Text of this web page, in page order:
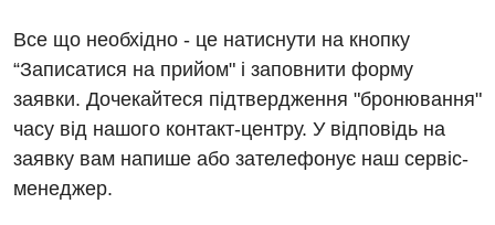
Алергологія, імунологія
Андрологія
Вакцинація
Травматологічне відділення
Урологічне відділення
Хірургічне відділення
Швидка медична допомога
Все що необхідно - це натиснути на кнопку
“Записатися на прийом" і заповнити форму
заявки. Дочекайтеся підтвердження "бронювання"
часу від нашого контакт-центру. У відповідь на
заявку вам напише або зателефонує наш сервіс-
менеджер.